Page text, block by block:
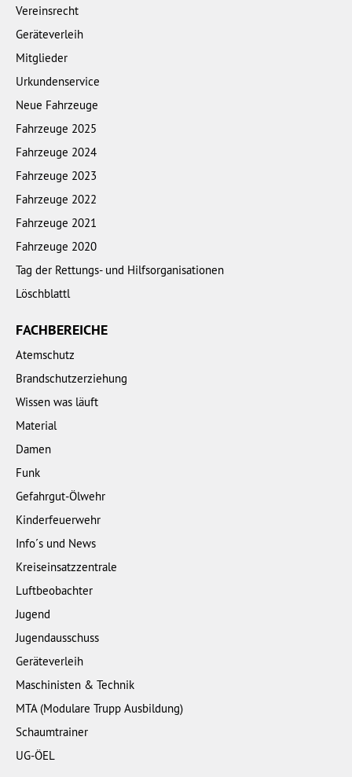
Vereinsrecht
Geräteverleih
Mitglieder
Urkundenservice
Neue Fahrzeuge
Fahrzeuge 2025
Fahrzeuge 2024
Fahrzeuge 2023
Fahrzeuge 2022
Fahrzeuge 2021
Fahrzeuge 2020
Tag der Rettungs- und Hilfsorganisationen
Löschblattl
FACHBEREICHE
Atemschutz
Brandschutzerziehung
Wissen was läuft
Material
Damen
Funk
Gefahrgut-Ölwehr
Kinderfeuerwehr
Info´s und News
Kreiseinsatzzentrale
Luftbeobachter
Jugend
Jugendausschuss
Geräteverleih
Maschinisten & Technik
MTA (Modulare Trupp Ausbildung)
Schaumtrainer
UG-ÖEL